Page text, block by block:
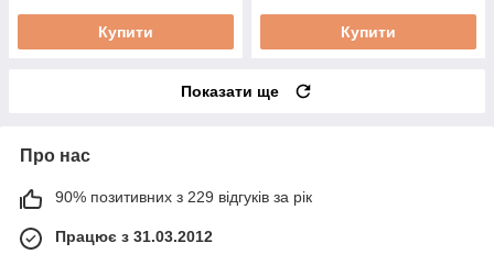
Купити Купити
Показати ще
Про нас
90% позитивних з 229 відгуків за рік
Працює з 31.03.2012